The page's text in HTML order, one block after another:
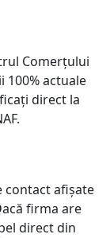
Comerțului
actuale
direct la
contact afișate
firma are
direct din